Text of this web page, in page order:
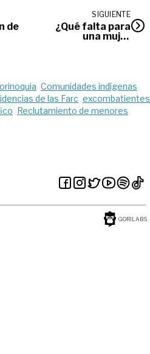
de
SIGUIENTE
¿Qué falta para
una mujer
Comunidades indígenas
de las Farc excombatientes
Reclutamiento de menores
GORILABS